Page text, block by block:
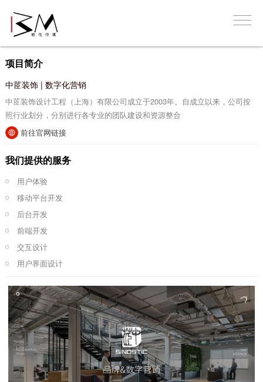
项目简介
中茝装饰 | 数字化营销
中茝装饰设计工程（上海）有限公司成立于2003年。自成立以来，公司按
照行业划分，分别进行各专业的团队建设和资源整合
前往官网链接
我们提供的服务
用户体验
移动平台开发
后台开发
前端开发
交互设计
用户界面设计